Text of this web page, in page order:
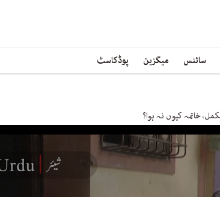
سائنس میگزین پوڈکاسٹ